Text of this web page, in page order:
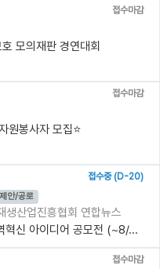
접수마감
모의재판 경연대회
접수마감
원봉사자 모집⭐
접수중 (D-20)
안/공로
산업진흥협회 연합뉴스
신 아이디어 공모전 (~8/...
접수마감